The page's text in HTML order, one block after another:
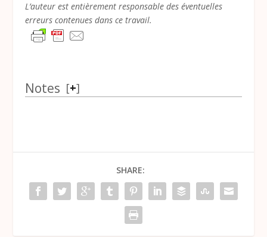
L’auteur est entièrement responsable des éventuelles
erreurs contenues dans ce travail.
Notes [+]
SHARE: